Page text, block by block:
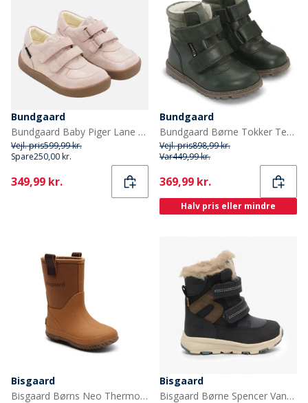
Bundgaard
Bundgaard Baby Piger Lane Vandtætte Sko Old Rose Glitter
Vejl. pris599,99 kr.
Spare250,00 kr.
Current
349,99 kr.
Bundgaard
Bundgaard Børne Tokker Tex Støvler Flaske Grøn
Vejl. pris898,99 kr.
Var449,99 kr.
Current
369,99 kr.
Halv pris eller mindre
Bisgaard
Bisgaard Børns Neo Thermo Gummistøvler Kamel
Bisgaard
Bisgaard Børne Spencer Vandtætte Tex Støvler Navy